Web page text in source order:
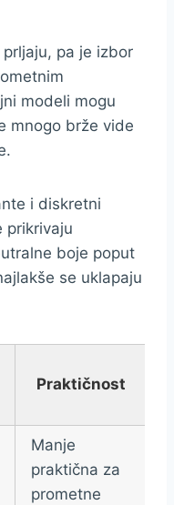
pa je izbor
modeli mogu
mnogo brže vide
i diskretni
prikrivaju
boje poput
se uklapaju
Praktičnost
Manje
praktična za
prometne